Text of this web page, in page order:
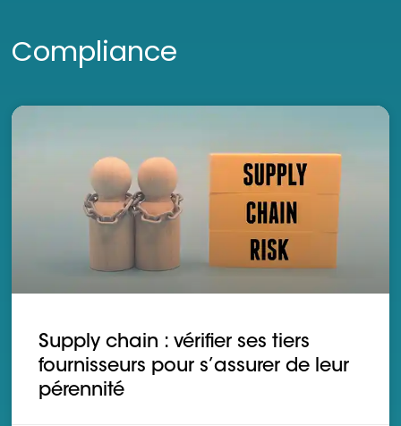
Compliance
Supply chain : vérifier ses tiers
fournisseurs pour s’assurer de leur
pérennité